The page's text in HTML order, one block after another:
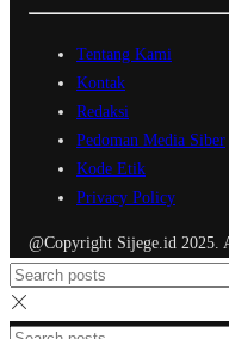
Tentang Kami
Kontak
Redaksi
Pedoman Media Siber
Kode Etik
Privacy Policy
@Copyright Sijege.id 2025.